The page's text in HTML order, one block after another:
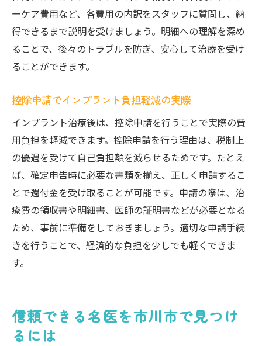
ーケア費用など、各費用の内訳をスタッフに質問し、納
得できるまで説明を受けましょう。明細への理解を深め
ることで、後々のトラブルを防ぎ、安心して治療を受け
ることができます。
控除申請でインプラント負担軽減の実際
インプラント治療後は、控除申請を行うことで実際の費
用負担を軽減できます。控除申請を行う理由は、税制上
の優遇を受けて自己負担額を減らせるためです。たとえ
ば、確定申告時に必要な書類を揃え、正しく申請するこ
とで還付金を受け取ることが可能です。申請の際は、治
療費の領収書や明細書、医師の証明書などが必要となる
ため、事前に準備をしておきましょう。適切な申請手続
きを行うことで、経済的な負担を少しでも軽くできま
す。
信頼できる名医を市川市で見つけ
るには